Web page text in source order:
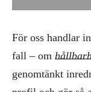
För oss handlar
fall – om
genomtänkt